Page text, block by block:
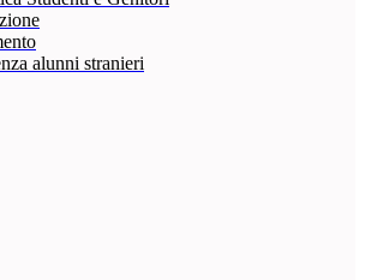
alunni stranieri